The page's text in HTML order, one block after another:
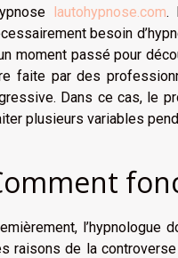
lautohypnose.com.
besoin
moment passé pour
faite par des
Dans ce cas, le
plusieurs variables
l’hypnologue
raisons de la